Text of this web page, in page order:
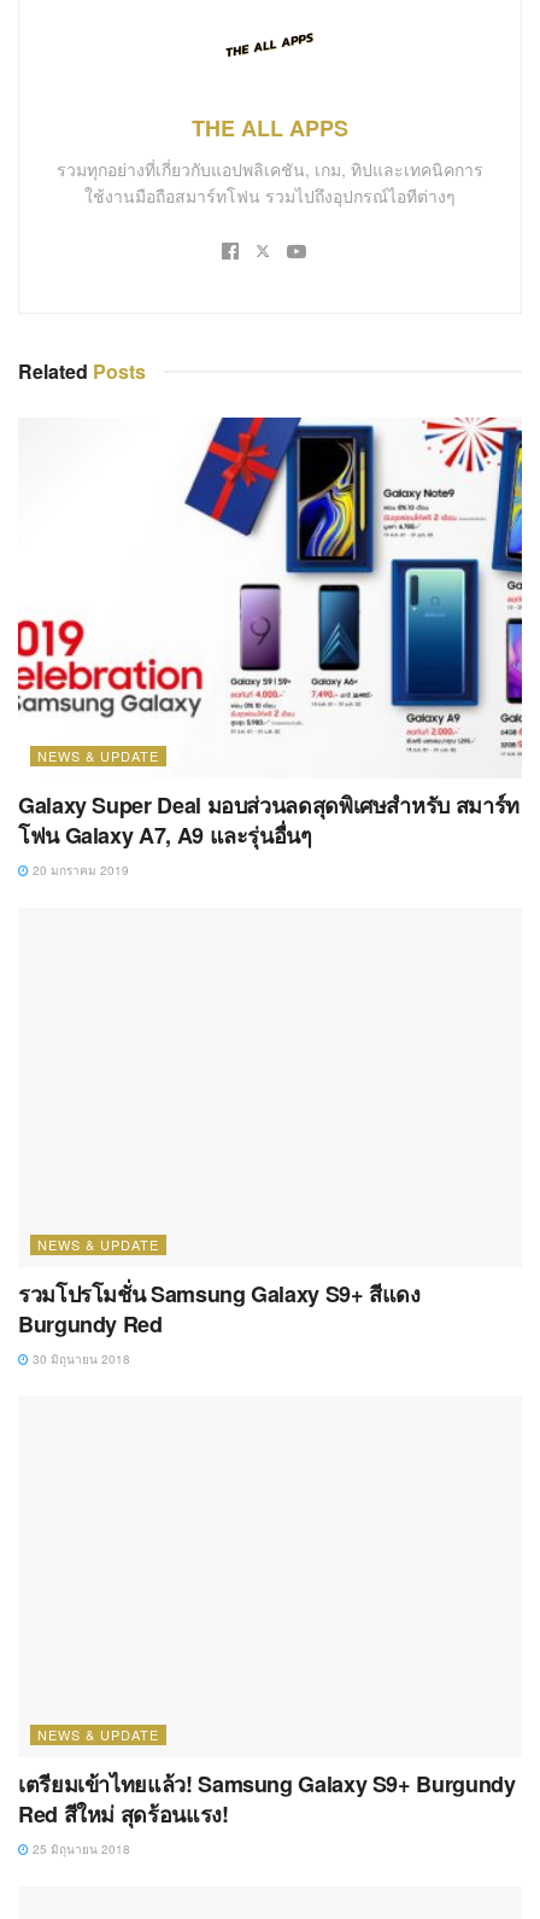
THE ALL APPS
รวมทุกอย่างที่เกี่ยวกับแอปพลิเคชัน, เกม, ทิปและเทคนิคการ
ใช้งานมือถือสมาร์ทโฟน รวมไปถึงอุปกรณ์ไอทีต่างๆ
Related Posts
NEWS & UPDATE
Galaxy Super Deal มอบส่วนลดสุดพิเศษสำหรับ สมาร์ท
โฟน Galaxy A7, A9 และรุ่นอื่นๆ
20 มกราคม 2019
NEWS & UPDATE
รวมโปรโมชั่น Samsung Galaxy S9+ สีแดง
Burgundy Red
30 มิถุนายน 2018
NEWS & UPDATE
เตรียมเข้าไทยแล้ว! Samsung Galaxy S9+ Burgundy
Red สีใหม่ สุดร้อนแรง!
25 มิถุนายน 2018